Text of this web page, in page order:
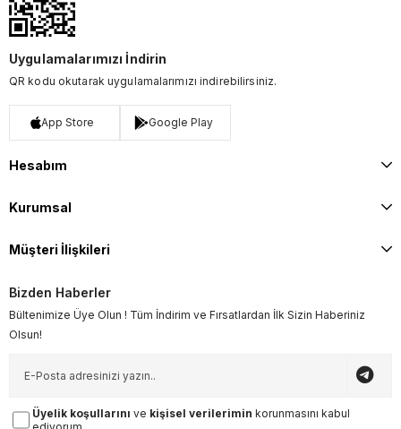
Uygulamalarımızı İndirin
QR kodu okutarak uygulamalarımızı indirebilirsiniz.
App Store Google Play
Hesabım
Kurumsal
Müşteri İlişkileri
Bizden Haberler
Bültenimize Üye Olun ! Tüm İndirim ve Fırsatlardan İlk Sizin Haberiniz
Olsun!
Üyelik koşullarını ve kişisel verilerimin korunmasını kabul